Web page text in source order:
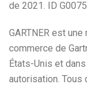
de 2021. ID
GARTNER est
commerce de
États-Unis et
autorisation. Tous